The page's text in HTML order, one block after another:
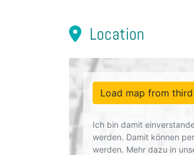
Location
Load map from
Ich bin damit
werden. Damit können
werden. Mehr dazu in